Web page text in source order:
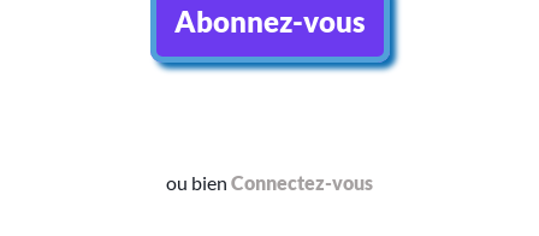
Abonnez-vous
ou bien Connectez-vous